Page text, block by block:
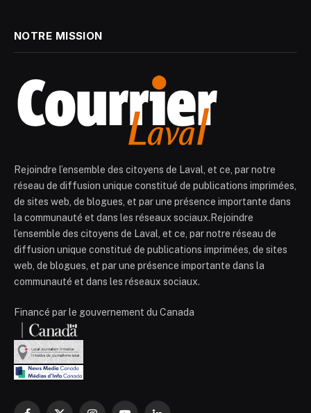
NOTRE MISSION
Rejoindre l’ensemble des citoyens de Laval, et ce, par notre
réseau de diffusion unique constitué de publications imprimées,
de sites web, de blogues, et par une présence importante dans
la communauté et dans les réseaux sociaux.Rejoindre
l’ensemble des citoyens de Laval, et ce, par notre réseau de
diffusion unique constitué de publications imprimées, de sites
web, de blogues, et par une présence importante dans la
communauté et dans les réseaux sociaux.
Financé par le gouvernement du Canada